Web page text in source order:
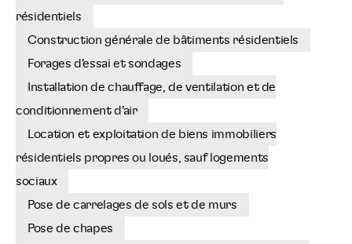
résidentiels
Construction générale de bâtiments résidentiels
Forages d'essai et sondages
Installation de chauffage, de ventilation et de
conditionnement d'air
Location et exploitation de biens immobiliers
résidentiels propres ou loués, sauf logements
sociaux
Pose de carrelages de sols et de murs
Pose de chapes